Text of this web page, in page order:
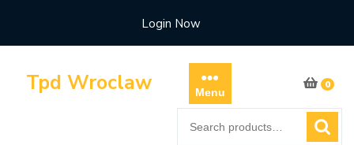
content
Login Now
Tpd Wroclaw Menu
0
for: